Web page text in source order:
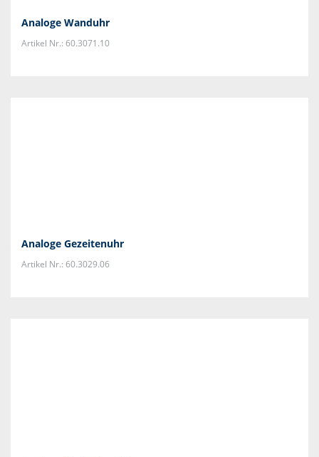
Analoge Wanduhr
Artikel Nr.: 60.3071.10
Analoge Gezeitenuhr
Artikel Nr.: 60.3029.06